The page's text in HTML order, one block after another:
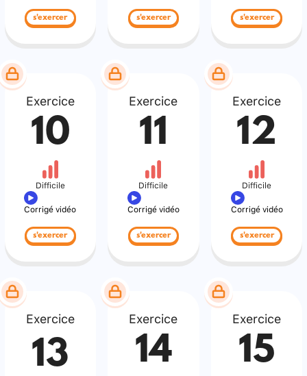
s'exercer s'exercer s'exercer
Exercice
10
Difficile
Corrigé vidéo
s'exercer
Exercice
11
Difficile
Corrigé vidéo
s'exercer
Exercice
12
Difficile
Corrigé vidéo
s'exercer
Exercice
13
Exercice
14
Exercice
15